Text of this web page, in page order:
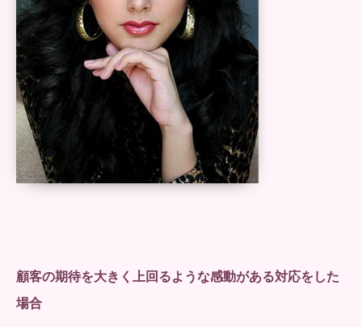
顧客の期待を大きく上回るような感動がある対応をした
場合